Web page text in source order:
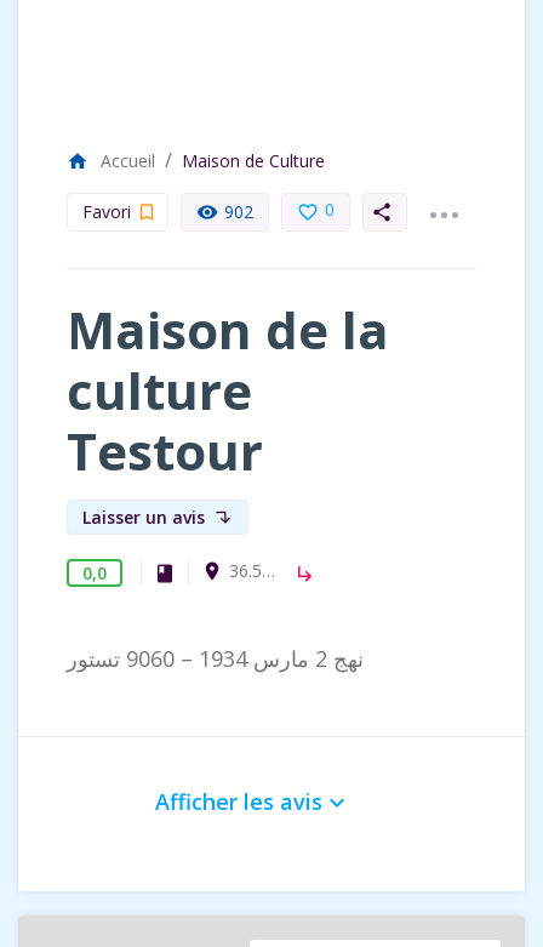
home Accueil Maison de Culture
Favori bookmark_border remove_red_eye 902 favorite_border 0 share ...
Maison de la
culture
Testour
Laisser un avis subdirectory_arrow_left
0,0 book Maison de Culture
room 36.55388, 9.44512 subdirectory_arrow_right
نهج 2 مارس 1934 – 9060 تستور
Afficher les avis keyboard_arrow_down